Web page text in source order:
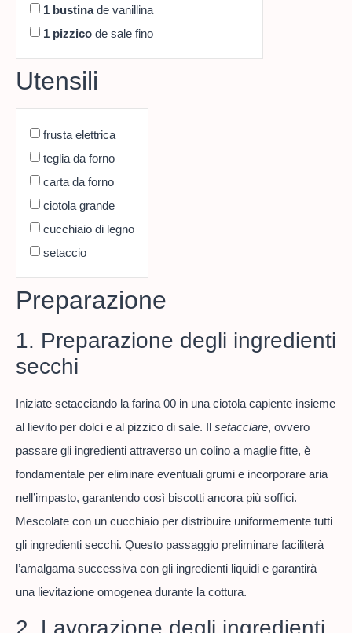
1 bustinade vanillina
1 pizzico de sale fino
Utensili
frusta elettrica
teglia da forno
carta da forno
ciotola grande
cucchiaio di legno
setaccio
Preparazione
1. Preparazione degli ingredienti
secchi
Iniziate setacciando la farina 00 in una ciotola capiente insieme
al lievito per dolci e al pizzico di sale. Il setacciare, ovvero
passare gli ingredienti attraverso un colino a maglie fitte, è
fondamentale per eliminare eventuali grumi e incorporare aria
nell’impasto, garantendo così biscotti ancora più soffici.
Mescolate con un cucchiaio per distribuire uniformemente tutti
gli ingredienti secchi. Questo passaggio preliminare faciliterà
l’amalgama successiva con gli ingredienti liquidi e garantirà
una lievitazione omogenea durante la cottura.
2. Lavorazione degli ingredienti